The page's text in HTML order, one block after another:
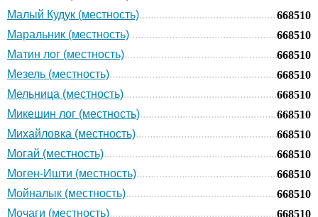
Малый Кудук (местность)
668510
Маральник (местность)
668510
Матин лог (местность)
668510
Мезель (местность)
668510
Мельница (местность)
668510
Микешин лог (местность)
668510
Михайловка (местность)
668510
Могай (местность)
668510
Моген-Ишти (местность)
668510
Мойналык (местность)
668510
Мочаги (местность)
668510